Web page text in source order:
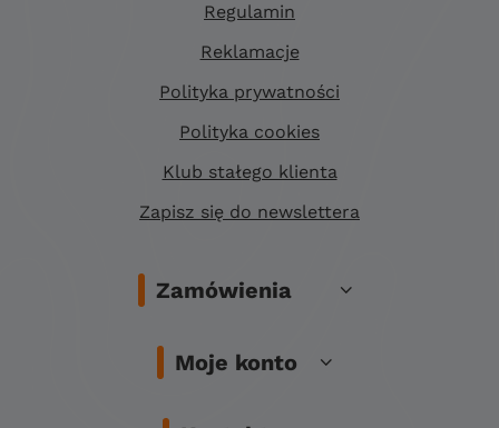
Regulamin
Reklamacje
Polityka prywatności
Polityka cookies
Klub stałego klienta
Zapisz się do newslettera
Zamówienia
Moje konto